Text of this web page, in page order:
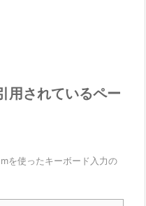
用されているペー
を使ったキーボード入力の